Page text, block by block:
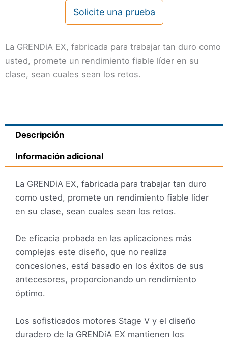
Solicite una prueba
La GRENDiA EX, fabricada para trabajar tan duro como
usted, promete un rendimiento fiable líder en su
clase, sean cuales sean los retos.
Descripción
Información adicional
La GRENDiA EX, fabricada para trabajar tan duro
como usted, promete un rendimiento fiable líder
en su clase, sean cuales sean los retos.
De eficacia probada en las aplicaciones más
complejas este diseño, que no realiza
concesiones, está basado en los éxitos de sus
antecesores, proporcionando un rendimiento
óptimo.
Los sofisticados motores Stage V y el diseño
duradero de la GRENDiA EX mantienen los